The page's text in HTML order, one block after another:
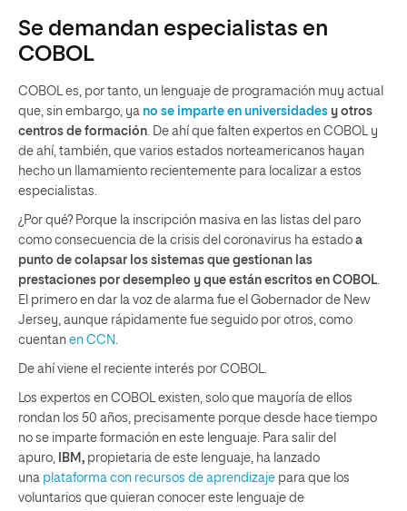
Se demandan especialistas en
COBOL
COBOL es, por tanto, un lenguaje de programación muy actual
que, sin embargo, ya no se imparte en universidades y otros
centros de formación. De ahí que falten expertos en COBOL y
de ahí, también, que varios estados norteamericanos hayan
hecho un llamamiento recientemente para localizar a estos
especialistas.
¿Por qué? Porque la inscripción masiva en las listas del paro
como consecuencia de la crisis del coronavirus ha estado a
punto de colapsar los sistemas que gestionan las
prestaciones por desempleo y que están escritos en COBOL.
El primero en dar la voz de alarma fue el Gobernador de New
Jersey, aunque rápidamente fue seguido por otros, como
cuentan en CCN .
De ahí viene el reciente interés por COBOL.
Los expertos en COBOL existen, solo que mayoría de ellos
rondan los 50 años, precisamente porque desde hace tiempo
no se imparte formación en este lenguaje. Para salir del
apuro,
IBM, propietaria de este lenguaje, ha lanzado
una plataforma con recursos de aprendizaje para que los
voluntarios que quieran conocer este lenguaje de